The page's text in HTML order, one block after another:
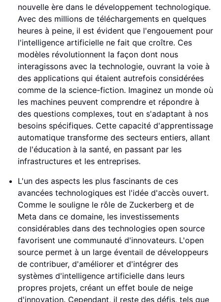
nouvelle ère dans le développement technologique.
Avec des millions de téléchargements en quelques
heures à peine, il est évident que l'engouement pour
l'intelligence artificielle ne fait que croître. Ces
modèles révolutionnent la façon dont nous
interagissons avec la technologie, ouvrant la voie à
des applications qui étaient autrefois considérées
comme de la science-fiction. Imaginez un monde où
les machines peuvent comprendre et répondre à
des questions complexes, tout en s'adaptant à nos
besoins spécifiques. Cette capacité d'apprentissage
automatique transforme des secteurs entiers, allant
de l'éducation à la santé, en passant par les
infrastructures et les entreprises.
L'un des aspects les plus fascinants de ces
avancées technologiques est l'idée d'accès ouvert.
Comme le souligne le rôle de Zuckerberg et de
Meta dans ce domaine, les investissements
considérables dans des technologies open source
favorisent une communauté d'innovateurs. L'open
source permet à un large éventail de développeurs
de contribuer, d'améliorer et d'intégrer des
systèmes d'intelligence artificielle dans leurs
propres projets, créant un effet boule de neige
d'innovation. Cependant, il reste des défis, tels que